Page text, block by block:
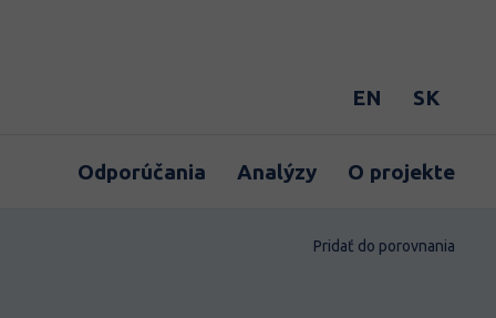
SK
EN
O projekte
Analýzy
Odporúčania
Pridať do porovnania